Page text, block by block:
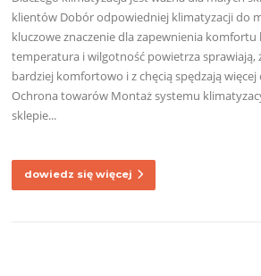
klientów Dobór odpowiedniej klimatyzacji do
kluczowe znaczenie dla zapewnienia
temperatura i wilgotność powietrza sprawiają,
bardziej komfortowo i z chęcią spędzają więcej
Ochrona towarów Montaż systemu
sklepie...
dowiedz się więcej